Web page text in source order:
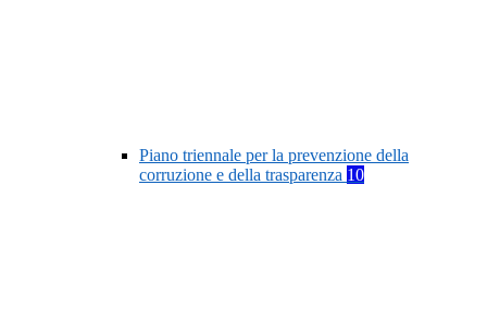
Piano triennale per la prevenzione della
corruzione e della trasparenza 10